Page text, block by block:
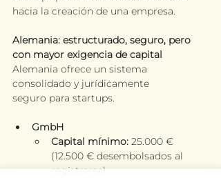
hacia la creación de una empresa.
Alemania: estructurado, seguro, pero
con mayor exigencia de capital
Alemania ofrece un sistema
consolidado y jurídicamente
seguro para startups.
GmbH
Capital mínimo: 25.000 €
(12.500 € desembolsados al
registrarse)